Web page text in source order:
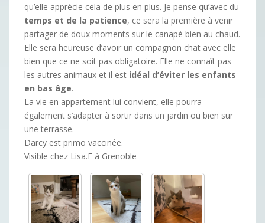
qu’elle apprécie cela de plus en plus. Je pense qu’avec du
temps et de la patience, ce sera la première à venir
partager de doux moments sur le canapé bien au chaud.
Elle sera heureuse d’avoir un compagnon chat avec elle
bien que ce ne soit pas obligatoire. Elle ne connaît pas
les autres animaux et il est idéal d’éviter les enfants
en bas âge.
La vie en appartement lui convient, elle pourra
également s’adapter à sortir dans un jardin ou bien sur
une terrasse.
Darcy est primo vaccinée.
Visible chez Lisa.F à Grenoble